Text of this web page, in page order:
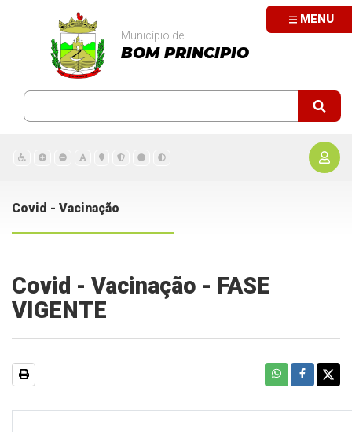
MENU
Município de
BOM PRINCIPIO
Covid - Vacinação
Covid - Vacinação - FASE
VIGENTE